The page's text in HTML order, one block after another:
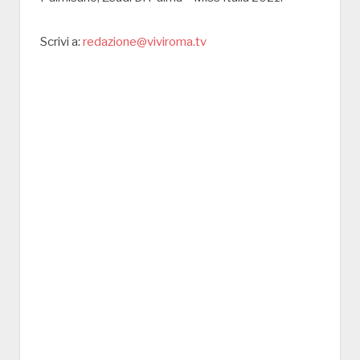
Scrivi a: redazione@viviroma.tv